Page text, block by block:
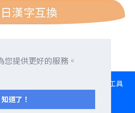
提供更好的服務。
知道了！
漢字互換
轉換工具
西曆/和曆/民國曆對照表